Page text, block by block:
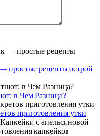
простые рецепты острой
в Чем Разница?
приготовления утки